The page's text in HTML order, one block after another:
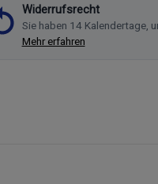
Widerrufsrecht
Sie haben 14 Kalendertage,
Mehr erfahren